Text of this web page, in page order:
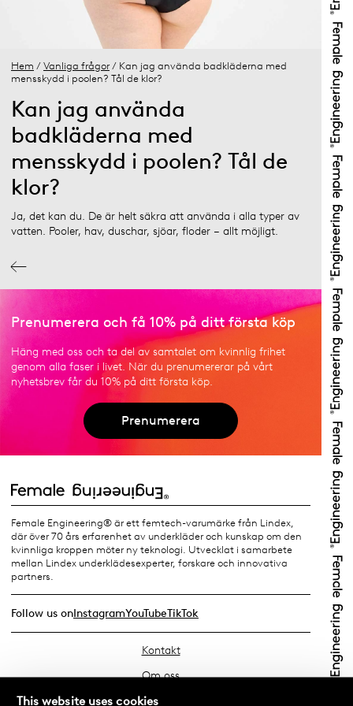
This website uses cookies
Hem / Vanliga frågor/ Kan jag använda badkläderna med
mensskydd i poolen? Tål de klor?
Kan jag använda
badkläderna med
mensskydd i poolen? Tål de
klor?
Ja, det kan du. De är helt säkra att använda i alla typer av
vatten. Pooler, hav, duschar, sjöar, floder – allt möjligt.
Prenumerera och få 10% på ditt första köp
Häng med oss och ta del av samtalet om kvinnlig frihet
genom alla faser i livet. När du prenumererar på vårt
nyhetsbrev får du 10% på ditt första köp.
Prenumerera
Female Engineering® är ett femtech-varumärke från Lindex,
där över 70 års erfarenhet av underkläder och kunskap om den
kvinnliga kroppen möter ny teknologi. Utvecklat i samarbete
mellan Lindex underklädesexperter, forskare och innovativa
partners.
Follow us onInstagramYouTubeTikTok
Kontakt
Om oss
Hitta din butik